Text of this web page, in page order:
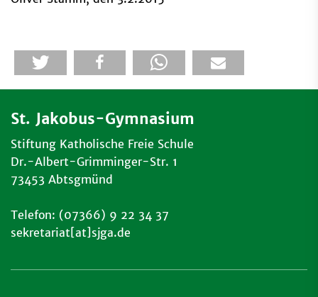
St. Jakobus-Gymnasium
Stiftung Katholische Freie Schule
Dr.-Albert-Grimminger-Str. 1
73453 Abtsgmünd
Telefon: (07366) 9 22 34 37
sekretariat[at]sjga.de